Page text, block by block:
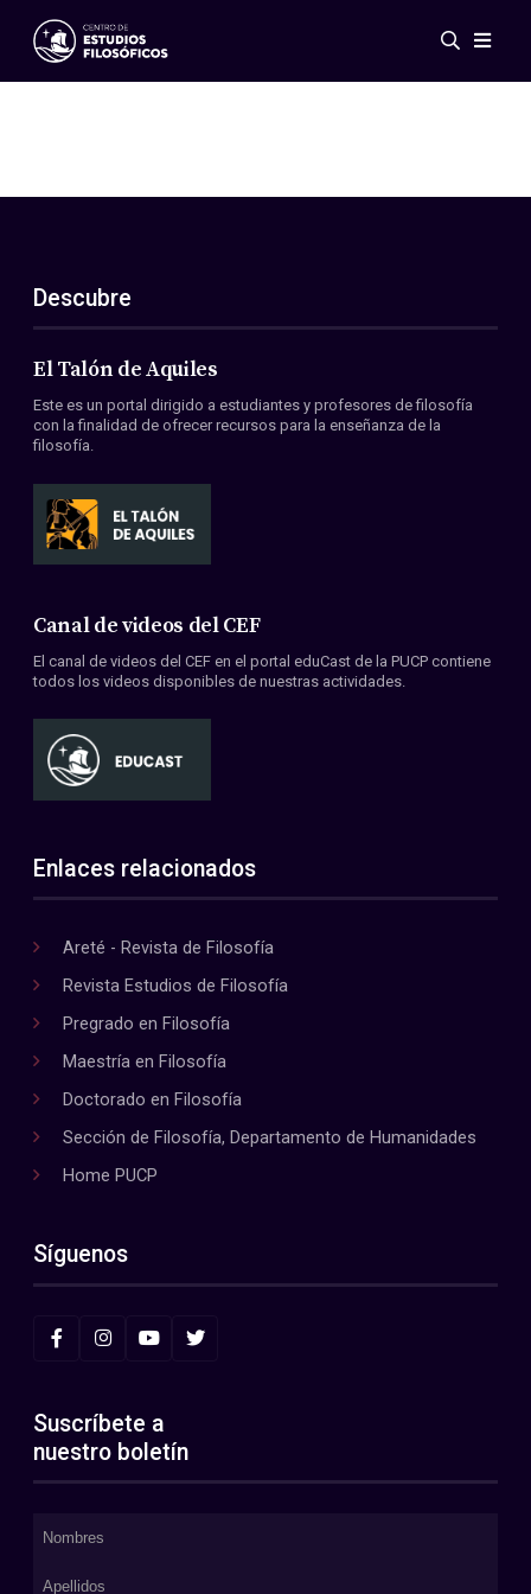
Eventos
ES
EN
Acerca de nosotros
Miembros
Convenios
Descubre
El Talón de Aquiles
Este es un portal dirigido a estudiantes y profesores de filosofía
con la finalidad de ofrecer recursos para la enseñanza de la
filosofía.
Canal de videos del CEF
El canal de videos del CEF en el portal eduCast de la PUCP contiene
todos los videos disponibles de nuestras actividades.
Enlaces relacionados
Areté - Revista de Filosofía
Revista Estudios de Filosofía
Pregrado en Filosofía
Maestría en Filosofía
Doctorado en Filosofía
Sección de Filosofía, Departamento de Humanidades
Home PUCP
Síguenos
Suscríbete a
nuestro boletín